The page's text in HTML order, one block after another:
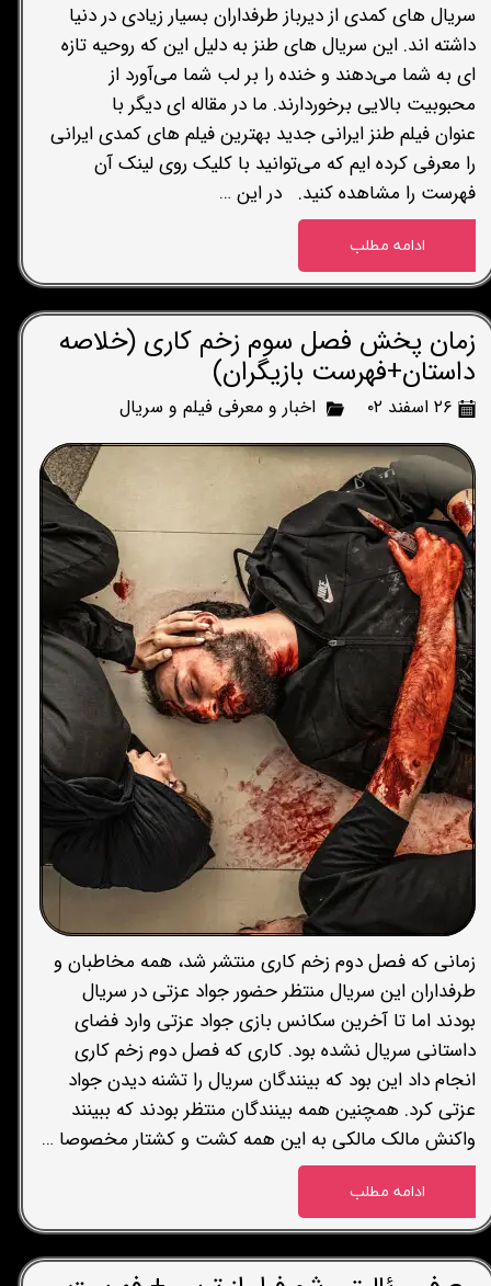
سریال های کمدی از دیرباز طرفداران بسیار زیادی در دنیا
داشته اند. این سریال های طنز به دلیل این که روحیه تازه
ای به شما می‌دهند و خنده را بر لب شما می‌آورد از
محبوبیت بالایی برخوردارند. ما در مقاله ای دیگر با
عنوان فیلم طنز ایرانی جدید بهترین فیلم های کمدی ایرانی
را معرفی کرده ایم که می‌توانید با کلیک روی لینک آن
فهرست را مشاهده کنید. در این …
ادامه مطلب
زمان پخش فصل سوم زخم کاری (خلاصه
داستان+فهرست بازیگران)
۲۶ اسفند ۰۲ اخبار و معرفی فیلم و سریال
زمانی که فصل دوم زخم کاری منتشر شد، همه مخاطبان و
طرفداران این سریال منتظر حضور جواد عزتی در سریال
بودند اما تا آخرین سکانس بازی جواد عزتی وارد فضای
داستانی سریال نشده بود. کاری که فصل دوم زخم کاری
انجام داد این بود که بینندگان سریال را تشنه دیدن جواد
عزتی کرد. همچنین همه بینندگان منتظر بودند که ببینند
واکنش مالک مالکی به این همه کشت و کشتار مخصوصا …
ادامه مطلب